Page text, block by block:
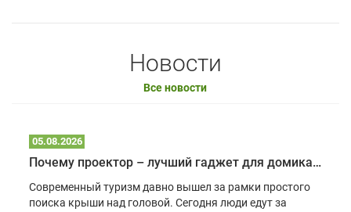
Новости
Все новости
05.08.2026
Почему проектор – лучший гаджет для домика в глэмпинге
Современный туризм давно вышел за рамки простого
поиска крыши над головой. Сегодня люди едут за